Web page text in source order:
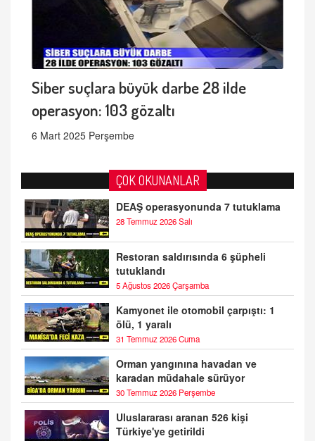
Siber suçlara büyük darbe 28 ilde
operasyon: 103 gözaltı
6 Mart 2025 Perşembe
ÇOK OKUNANLAR
DEAŞ operasyonunda 7 tutuklama
28 Temmuz 2026 Salı
Restoran saldırısında 6 şüpheli
tutuklandı
5 Ağustos 2026 Çarşamba
Kamyonet ile otomobil çarpıştı: 1
ölü, 1 yaralı
31 Temmuz 2026 Cuma
Orman yangınına havadan ve
karadan müdahale sürüyor
30 Temmuz 2026 Perşembe
Uluslararası aranan 526 kişi
Türkiye'ye getirildi